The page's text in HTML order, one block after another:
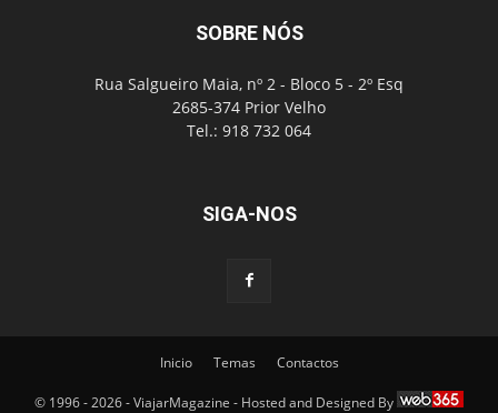
SOBRE NÓS
Rua Salgueiro Maia, nº 2 - Bloco 5 - 2º Esq
2685-374 Prior Velho
Tel.: 918 732 064
SIGA-NOS
Inicio Temas Contactos
© 1996 - 2026 - ViajarMagazine - Hosted and Designed By